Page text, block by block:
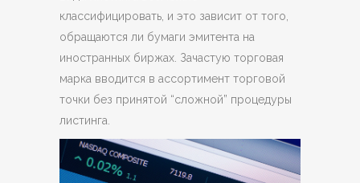
классифицировать, и это зависит от того,
обращаются ли бумаги эмитента на
иностранных биржах. Зачастую торговая
марка вводится в ассортимент торговой
точки без принятой “сложной” процедуры
листинга.